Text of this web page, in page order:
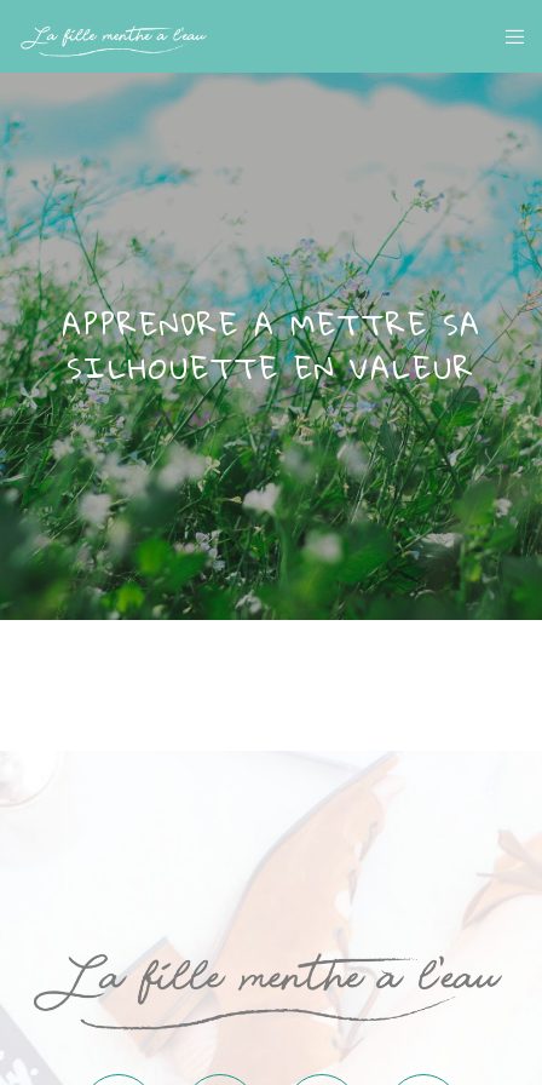
APPRENDRE A METTRE SA
SILHOUETTE EN VALEUR